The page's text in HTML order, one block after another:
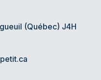
(Québec) J4H